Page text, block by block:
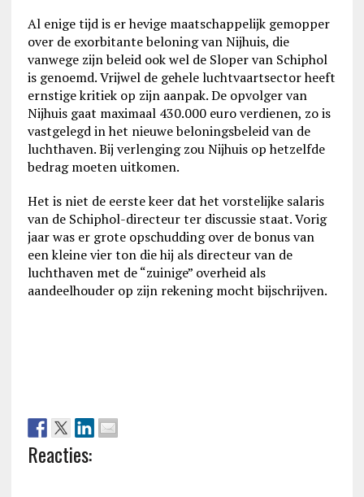
Al enige tijd is er hevige maatschappelijk gemopper
over de exorbitante beloning van Nijhuis, die
vanwege zijn beleid ook wel de Sloper van Schiphol
is genoemd. Vrijwel de gehele luchtvaartsector heeft
ernstige kritiek op zijn aanpak. De opvolger van
Nijhuis gaat maximaal 430.000 euro verdienen, zo is
vastgelegd in het nieuwe beloningsbeleid van de
luchthaven. Bij verlenging zou Nijhuis op hetzelfde
bedrag moeten uitkomen.
Het is niet de eerste keer dat het vorstelijke salaris
van de Schiphol-directeur ter discussie staat. Vorig
jaar was er grote opschudding over de bonus van
een kleine vier ton die hij als directeur van de
luchthaven met de “zuinige” overheid als
aandeelhouder op zijn rekening mocht bijschrijven.
Reacties: